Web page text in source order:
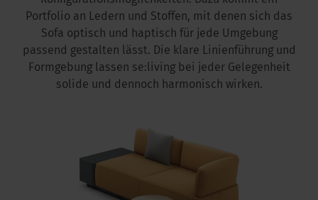
Portfolio an Ledern und Stoffen, mit denen sich das
Sofa optisch und haptisch für jede Umgebung
passend gestalten lässt. Die klare Linienführung und
Formgebung lassen se:living bei jeder Gelegenheit
solide und dennoch harmonisch wirken.